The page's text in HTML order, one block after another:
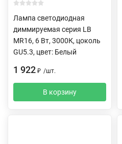
Лампа светодиодная
диммируемая серия LB
MR16, 6 Вт, 3000К, цоколь
GU5.3, цвет: Белый
1 922 ₽ /шт.
В корзину